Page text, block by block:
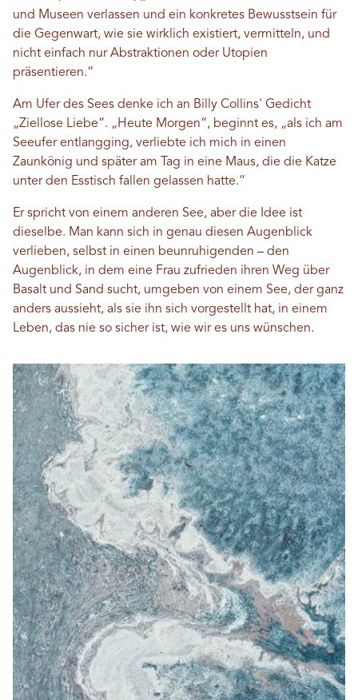
und Museen verlassen und ein konkretes Bewusstsein für
die Gegenwart, wie sie wirklich existiert, vermitteln, und
nicht einfach nur Abstraktionen oder Utopien
präsentieren.“
Am Ufer des Sees denke ich an Billy Collins' Gedicht
„Ziellose Liebe“. „Heute Morgen“, beginnt es, „als ich am
Seeufer entlangging, verliebte ich mich in einen
Zaunkönig und später am Tag in eine Maus, die die Katze
unter den Esstisch fallen gelassen hatte.“
Er spricht von einem anderen See, aber die Idee ist
dieselbe. Man kann sich in genau diesen Augenblick
verlieben, selbst in einen beunruhigenden – den
Augenblick, in dem eine Frau zufrieden ihren Weg über
Basalt und Sand sucht, umgeben von einem See, der ganz
anders aussieht, als sie ihn sich vorgestellt hat, in einem
Leben, das nie so sicher ist, wie wir es uns wünschen.